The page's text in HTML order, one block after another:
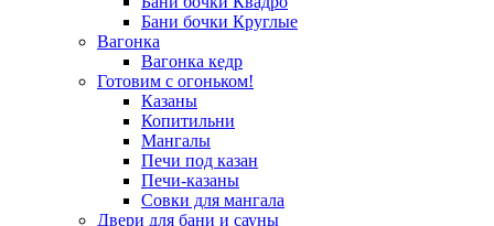
Бани бочки Круглые
Вагонка
Вагонка кедр
Готовим с огоньком!
Казаны
Копитильни
Мангалы
Печи под казан
Печи-казаны
Совки для мангала
Двери для бани и сауны